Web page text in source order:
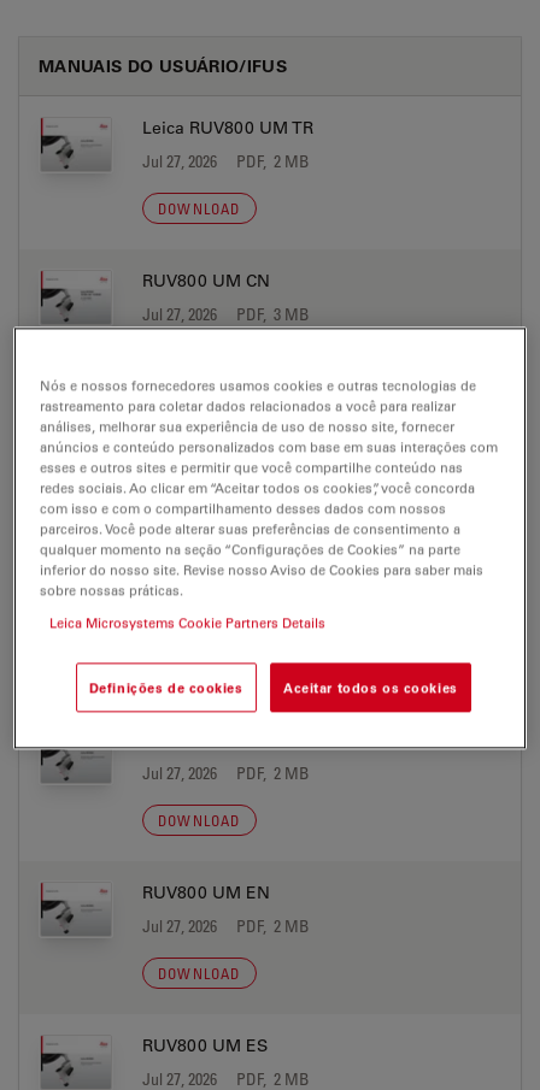
MANUAIS DO USUÁRIO/IFUS
Leica RUV800 UM TR
Jul 27, 2026 PDF, 2 MB
DOWNLOAD
RUV800 UM CN
Jul 27, 2026 PDF, 3 MB
RUV800 UM DA
Jul 27, 2026 PDF, 2 MB
DOWNLOAD
RUV800 UM DE
Jul 27, 2026 PDF, 2 MB
DOWNLOAD
Jul 27, 2026 PDF, 2 MB
DOWNLOAD
RUV800 UM EN
Jul 27, 2026 PDF, 2 MB
DOWNLOAD
RUV800 UM ES
Jul 27, 2026 PDF, 2 MB
Nós e nossos fornecedores usamos cookies e outras tecnologias de
rastreamento para coletar dados relacionados a você para realizar
análises, melhorar sua experiência de uso de nosso site, fornecer
anúncios e conteúdo personalizados com base em suas interações com
esses e outros sites e permitir que você compartilhe conteúdo nas
redes sociais. Ao clicar em “Aceitar todos os cookies”, você concorda
com isso e com o compartilhamento desses dados com nossos
parceiros. Você pode alterar suas preferências de consentimento a
qualquer momento na seção “Configurações de Cookies” na parte
inferior do nosso site. Revise nosso Aviso de Cookies para saber mais
sobre nossas práticas.
Leica Microsystems Cookie Partners Details
Definições de cookies Aceitar todos os cookies